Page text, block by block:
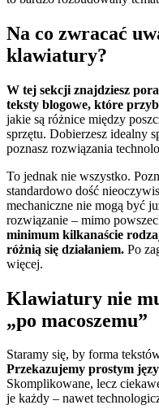
Na co zwracać
klawiatury?
W tej sekcji znajdziesz
teksty blogowe, które
jakie są różnice między
sprzętu. Dobierzesz idealny
poznasz rozwiązania
To jednak nie wszystko.
standardowo dość
mechaniczne nie mogą być
rozwiązanie – mimo
minimum kilkanaście
różnią się działaniem. Po
więcej.
Klawiatury nie
„po macoszemu”
Staramy się, by forma
Przekazujemy prostym
Skomplikowane, lecz
je każdy – nawet